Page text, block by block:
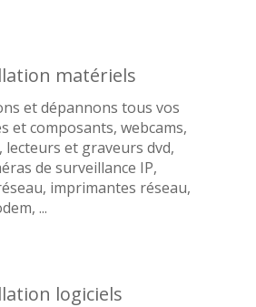
matériels
et dépannons tous vos
et composants, webcams,
lecteurs et graveurs dvd,
de surveillance IP,
imprimantes réseau,
...
logiciels